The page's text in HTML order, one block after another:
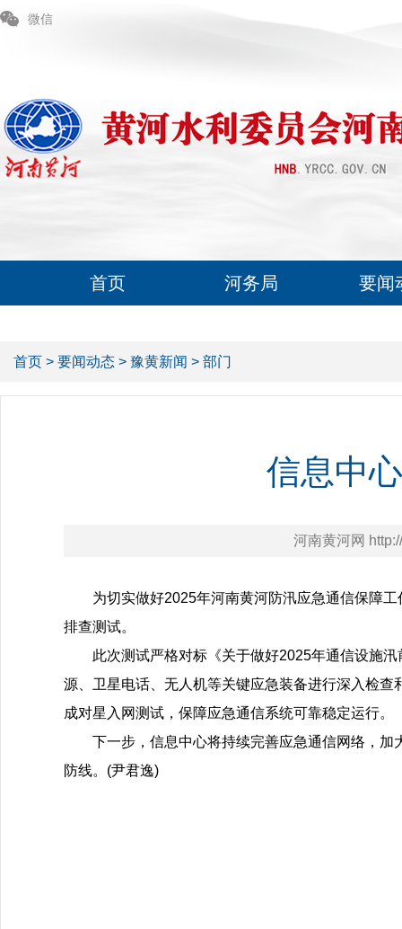
微信
首页 河务局 要闻
首页 > 要闻动态 > 豫黄新闻 > 部门
信息中
河南黄河网
为切实做好2025年河南黄河防汛应急通信保障
排查测试。
此次测试严格对标《关于做好2025年通信设施
源、卫星电话、无人机等关键应急装备进行深入检
成对星入网测试，保障应急通信系统可靠稳定运行。
下一步，信息中心将持续完善应急通信网络，
防线。(尹君逸)